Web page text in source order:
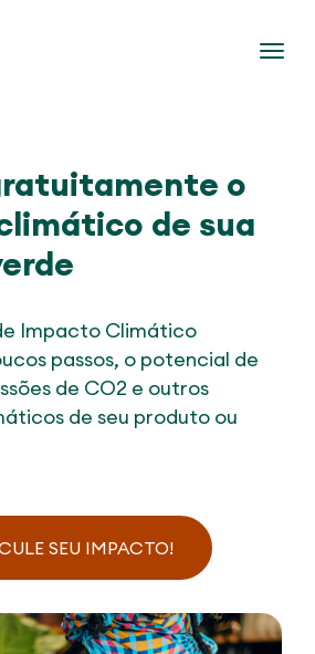
o
de sua
Impacto Climático
passos, o potencial de
de CO2 e outros
de seu produto ou
SEU IMPACTO!